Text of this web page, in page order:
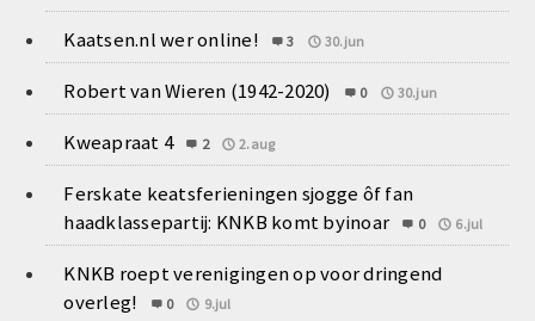
Kaatsen.nl wer online! 3 30.jun
Robert van Wieren (1942-2020) 0 30.jun
Kweapraat 4 2 2.aug
Ferskate keatsferieningen sjogge ôf fan
haadklassepartij: KNKB komt byinoar
0 6.jul
KNKB roept verenigingen op voor dringend
overleg!
0 9.jul